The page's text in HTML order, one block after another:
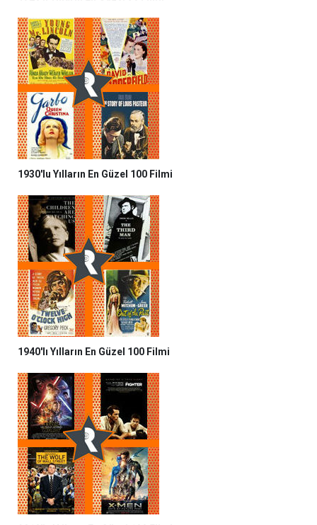
1930'lu Yılların En Güzel 100 Filmi
1940'lı Yılların En Güzel 100 Filmi